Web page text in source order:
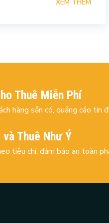
XEM THÊM
Thuê Miễn Phí
hàng sẵn có, quảng cáo tin
Thuê Như Ý
tiêu chí, đảm bảo an toàn